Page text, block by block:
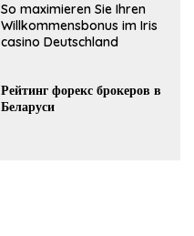
So maximieren Sie Ihren
Willkommensbonus im Iris
casino Deutschland
Рейтинг форекс брокеров в
Беларуси